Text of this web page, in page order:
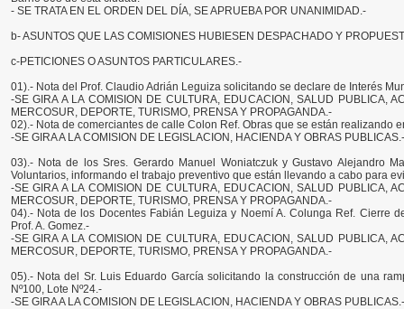
- SE TRATA EN EL ORDEN DEL DÍA, SE APRUEBA POR UNANIMIDAD.-
b- ASUNTOS QUE LAS COMISIONES HUBIESEN DESPACHADO Y
c-PETICIONES O ASUNTOS PARTICULARES.-
01).- Nota del Prof. Claudio Adrián Leguiza solicitando se declare de Interés
-SE GIRA A LA COMISION DE CULTURA, EDUCACION, SALUD PUBLICA,
MERCOSUR, DEPORTE, TURISMO, PRENSA Y PROPAGANDA.-
02).- Nota de comerciantes de calle Colon Ref. Obras que se están realizando
-SE GIRA A LA COMISION DE LEGISLACION, HACIENDA Y OBRAS PUBLICAS.-
03).- Nota de los Sres. Gerardo Manuel Woniatczuk y Gustavo Alejandro
Voluntarios, informando el trabajo preventivo que están llevando a cabo para
-SE GIRA A LA COMISION DE CULTURA, EDUCACION, SALUD PUBLICA,
MERCOSUR, DEPORTE, TURISMO, PRENSA Y PROPAGANDA.-
04).- Nota de los Docentes Fabián Leguiza y Noemí A. Colunga Ref. Cierre
Prof. A. Gomez.-
-SE GIRA A LA COMISION DE CULTURA, EDUCACION, SALUD PUBLICA,
MERCOSUR, DEPORTE, TURISMO, PRENSA Y PROPAGANDA.-
05).- Nota del Sr. Luis Eduardo García solicitando la construcción de una
Nº100, Lote Nº24.-
-SE GIRA A LA COMISION DE LEGISLACION, HACIENDA Y OBRAS PUBLICAS.-